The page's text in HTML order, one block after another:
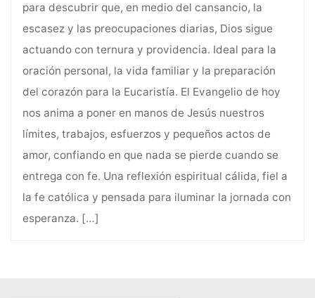
para descubrir que, en medio del cansancio, la
escasez y las preocupaciones diarias, Dios sigue
actuando con ternura y providencia. Ideal para la
oración personal, la vida familiar y la preparación
del corazón para la Eucaristía. El Evangelio de hoy
nos anima a poner en manos de Jesús nuestros
límites, trabajos, esfuerzos y pequeños actos de
amor, confiando en que nada se pierde cuando se
entrega con fe. Una reflexión espiritual cálida, fiel a
la fe católica y pensada para iluminar la jornada con
esperanza. […]